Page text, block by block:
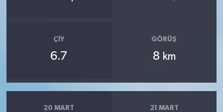
ÇIY
6.7
GÖRÜŞ
8 km
20 MART 21 MART